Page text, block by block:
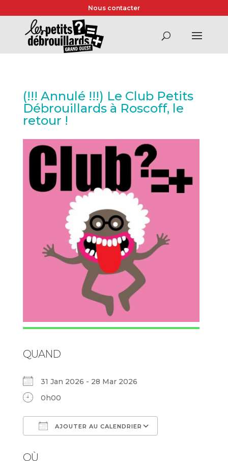
Nous contacter
(!!! Annulé !!!) Le Club Petits
Débrouillards à Roscoff, le
retour !
QUAND
31 Jan 2026 - 28 Mar 2026
0h00
AJOUTER AU CALENDRIER
OÙ